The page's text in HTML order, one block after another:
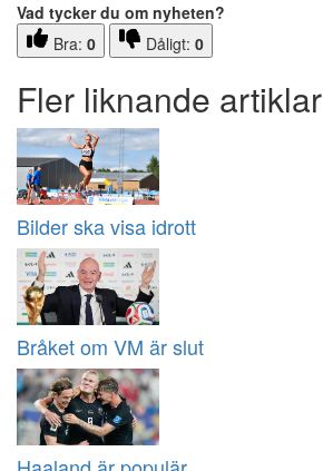
Vad tycker du om nyheten?
Bra: 0 Dåligt: 0
Fler liknande artiklar
Bilder ska visa idrott
Bråket om VM är slut